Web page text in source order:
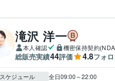
滝沢 洋一
本人確認 機密保持契約
総販売実績44評価 4.8フォ
スケジュール 全日09:00～22:00